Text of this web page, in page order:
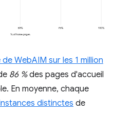
WebAIM sur les 1 million
86 %des pages d'accueil
En moyenne, chaque
distinctes de